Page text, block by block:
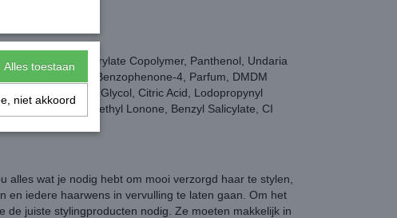
palmeth-25 Acrylate Copolymer, Panthenol, Undaria
Propylene Glycol, Benzophenone-4, Parfum, DMDM
Linalool, Butylene Glycol, Citric Acid, Lodopropynyl
Alpha-Isomethyl Lonone, Benzyl Salicylate, CI
alles wat je nodig hebt om mooi verzorgd haar te stylen,
en iedere haarwens in vervulling te laten gaan. Om het
de juiste stylingproducten nodig. Ze moeten makkelijk in
Alles toestaan
niet akkoord